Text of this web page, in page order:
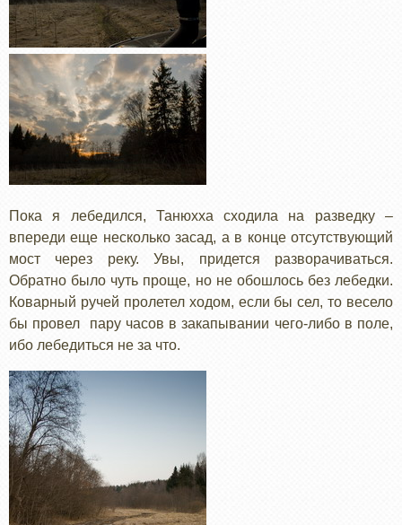
Пока я лебедился, Танюхха сходила на разведку –
впереди еще несколько засад, а в конце отсутствующий
мост через реку. Увы, придется разворачиваться.
Обратно было чуть проще, но не обошлось без лебедки.
Коварный ручей пролетел ходом, если бы сел, то весело
бы провел пару часов в закапывании чего-либо в поле,
ибо лебедиться не за что.